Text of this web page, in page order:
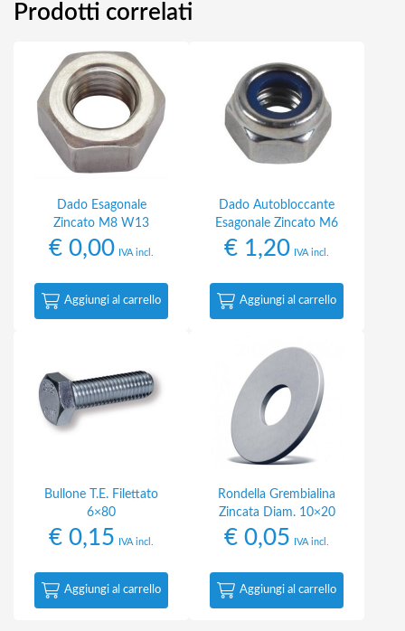
Prodotti correlati
Dado Esagonale
Zincato M8 W13
€ 0,00 IVA incl.
Aggiungi al carrello
Dado Autobloccante
Esagonale Zincato M6
€ 1,20 IVA incl.
Aggiungi al carrello
Bullone T.E. Filettato
6×80
€ 0,15 IVA incl.
Aggiungi al carrello
Rondella Grembialina
Zincata Diam. 10×20
€ 0,05 IVA incl.
Aggiungi al carrello